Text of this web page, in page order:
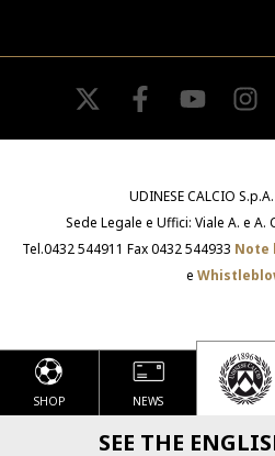
SHOP NEWS
SEE THE
twitter facebookyoutube
UDINESE CALCIO
Sede Legale e Uffici: Viale A. e
Tel.0432 544911 Fax 0432 544933 Note
e
Informativa sulla raccolta
Le tue preferenze